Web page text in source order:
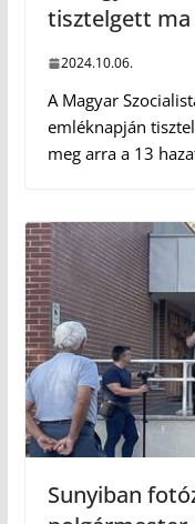
tisztelgett ma
2024.10.06.
A Magyar
emléknapján
meg arra a 13
Sunyiban